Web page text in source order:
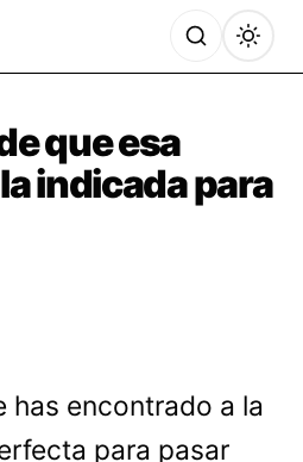
que esa
indicada para
has encontrado a la
para pasar